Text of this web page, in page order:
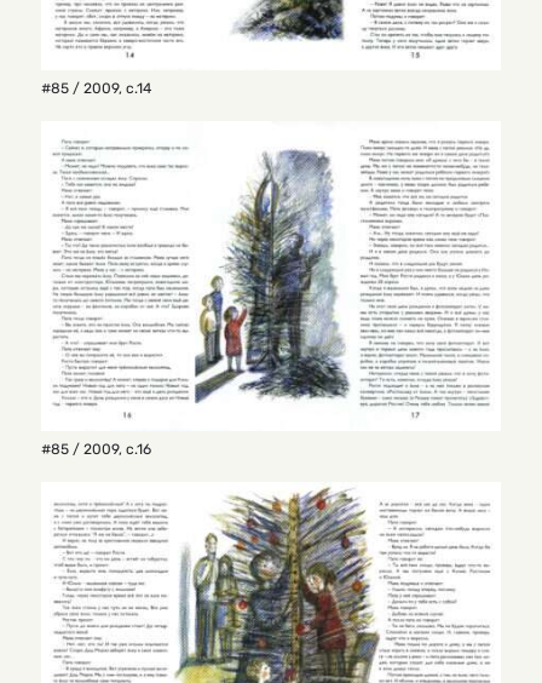
#85 / 2009, с.14
#85 / 2009, с.16